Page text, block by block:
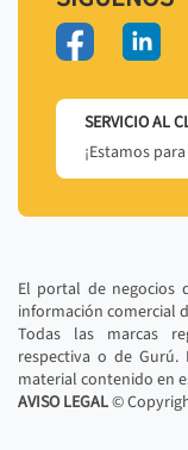
SERVICIO AL
¡Estamos
El portal de negocios
información comercial
Todas las marcas
respectiva o de
material contenido en
AVISO LEGAL©